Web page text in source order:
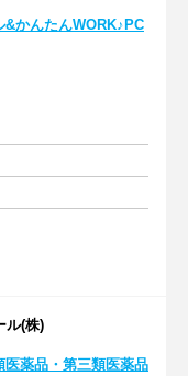
&かんたんWORK♪PC
ル(株)
医薬品・第三類医薬品